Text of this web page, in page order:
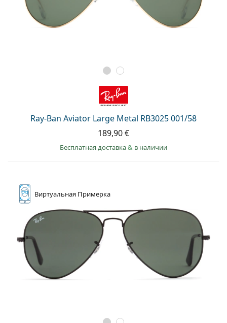
Ray-Ban Aviator Large Metal RB3025 001/58
189,90 €
Бесплатная доставка& в наличии
Виртуальная Примерка